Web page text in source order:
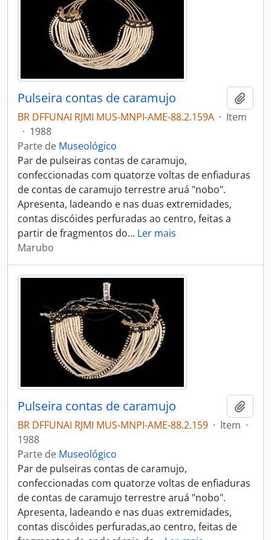
Pulseira contas de caramujo
BR DFFUNAI RJMI MUS-MNPI-AME-88.2.159A · Item
· 1988
Parte de Museológico
Par de pulseiras contas de caramujo,
confeccionadas com quatorze voltas de enfiaduras
de contas de caramujo terrestre aruá "nobo".
Apresenta, ladeando e nas duas extremidades,
contas discóides perfuradas ao centro, feitas a
partir de fragmentos do… Ler mais
Marubo
Pulseira contas de caramujo
BR DFFUNAI RJMI MUS-MNPI-AME-88.2.159 · Item ·
1988
Parte de Museológico
Par de pulseiras contas de caramujo,
confeccionadas com quatorze voltas de enfiaduras
de contas de caramujo terrestre aruá "nobo".
Apresenta, ladeando e nas duas extremidades,
contas discóides perfuradas,ao centro, feitas de